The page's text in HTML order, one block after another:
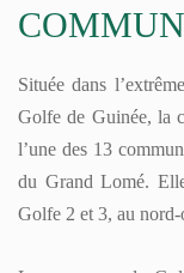
DÉSORMAIS
FÊTE DU TRAVAIL AU
DU DISTRICT
D’INONDATION
DAGL A PRIS PART AU
PROPRE » : LE DAGL
III : DES
Située dans
Golfe de Guinée, la
l’une des 13
du Grand Lomé.
Golfe 2 et 3, au